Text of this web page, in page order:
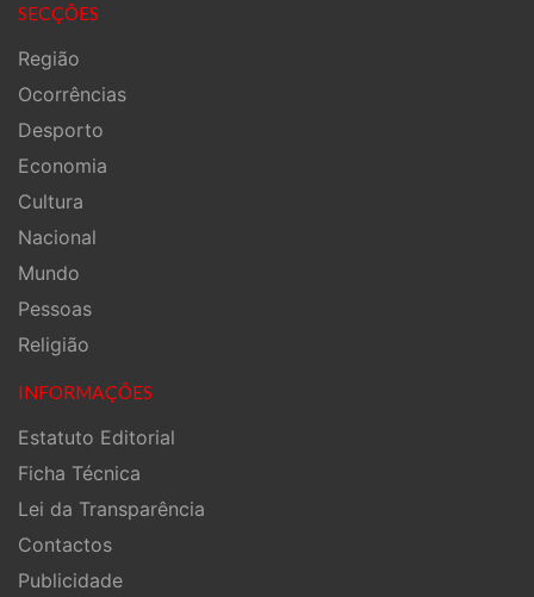
SECÇÕES
Região
Ocorrências
Desporto
Economia
Cultura
Nacional
Mundo
Pessoas
Religião
INFORMAÇÕES
Estatuto Editorial
Ficha Técnica
Lei da Transparência
Contactos
Publicidade